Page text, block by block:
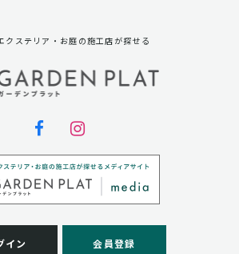
られている場合を除いて、お客様の個
扱い業務の委託
、お客様により良いサービスを提供す
部を外部に委託しており、業務委託先
個人情報の利用目的の通知、開示、訂
クステリア・お庭の施工店が探せる
イン 会員登録